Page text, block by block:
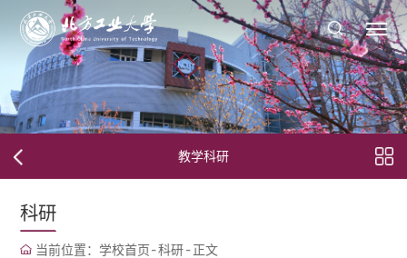
教学科研
科研
当前位置： 学校首页-科研-正文